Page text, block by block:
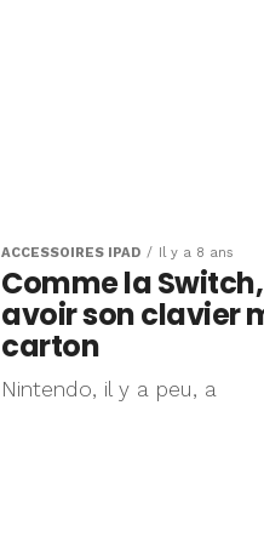
ACCESSOIRES IPAD Il y a 8 ans
Comme la
avoir son clavier
carton
Nintendo, il y a peu, a